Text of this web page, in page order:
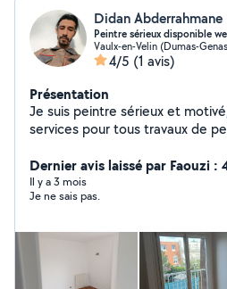
Didan Abderrahmane
Peintre sérieux disponible
Vaulx-en-Velin (Dumas-
4/5 (1 avis)
Présentation
Je suis peintre sérieux et
services pour tous travaux de
pendant les week-ends et les
à me contacter.
Dernier avis laissé par Faouzi :
Il y a 3 mois
Je ne sais pas.